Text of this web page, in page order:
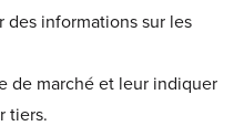
informations sur les
de marché et leur indiquer
tiers.